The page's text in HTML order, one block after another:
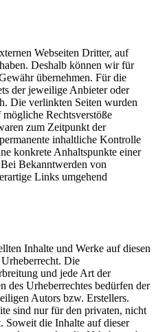
Webseiten Dritter, auf
Deshalb können wir für
übernehmen. Für die
der jeweilige Anbieter oder
Die verlinkten Seiten wurden
Rechtsverstöße
zum Zeitpunkt der
inhaltliche Kontrolle
konkrete Anhaltspunkte einer
Bekanntwerden von
Links umgehend
Inhalte und Werke auf diesen
Die
und jede Art der
des Urheberrechtes bedürfen der
Autors bzw. Erstellers.
sind nur für den privaten, nicht
Soweit die Inhalte auf dieser